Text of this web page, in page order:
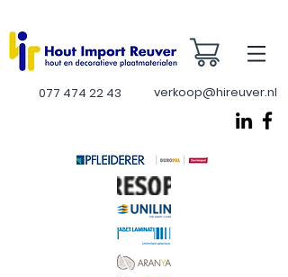
077 474 22 43 verkoop@hireuver.nl